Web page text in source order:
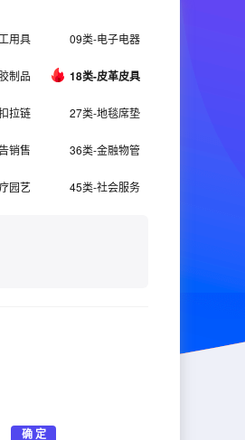
用具 09类-电子电器
制品 18类-皮革皮具
拉链 27类-地毯席垫
销售 36类-金融物管
园艺 45类-社会服务